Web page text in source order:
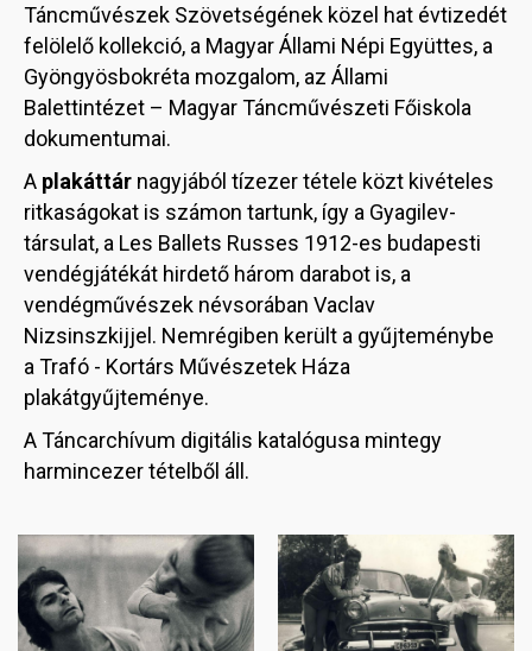
Táncművészek Szövetségének közel hat évtizedét
felölelő kollekció, a Magyar Állami Népi Együttes, a
Gyöngyösbokréta mozgalom, az Állami
Balettintézet – Magyar Táncművészeti Főiskola
dokumentumai.
A plakáttár nagyjából tízezer tétele közt kivételes
ritkaságokat is számon tartunk, így a Gyagilev-
társulat, a Les Ballets Russes 1912-es budapesti
vendégjátékát hirdető három darabot is, a
vendégművészek névsorában Vaclav
Nizsinszkijjel. Nemrégiben került a gyűjteménybe
a Trafó - Kortárs Művészetek Háza
plakátgyűjteménye.
A Táncarchívum digitális katalógusa mintegy
harmincezer tételből áll.
Image Image